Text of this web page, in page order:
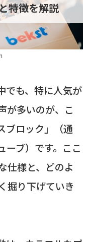
特徴を解説
でも、特に人気が
が多いのが、こ
ブロック」（通
ーブ）です。ここ
仕様と、どのよ
掘り下げていき